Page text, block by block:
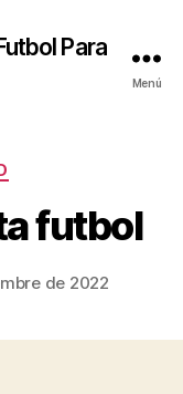
Para
Menú
futbol
de 2022